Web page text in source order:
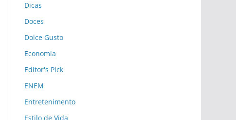
Dicas
Doces
Dolce Gusto
Economia
Editor's Pick
ENEM
Entretenimento
Estilo de Vida